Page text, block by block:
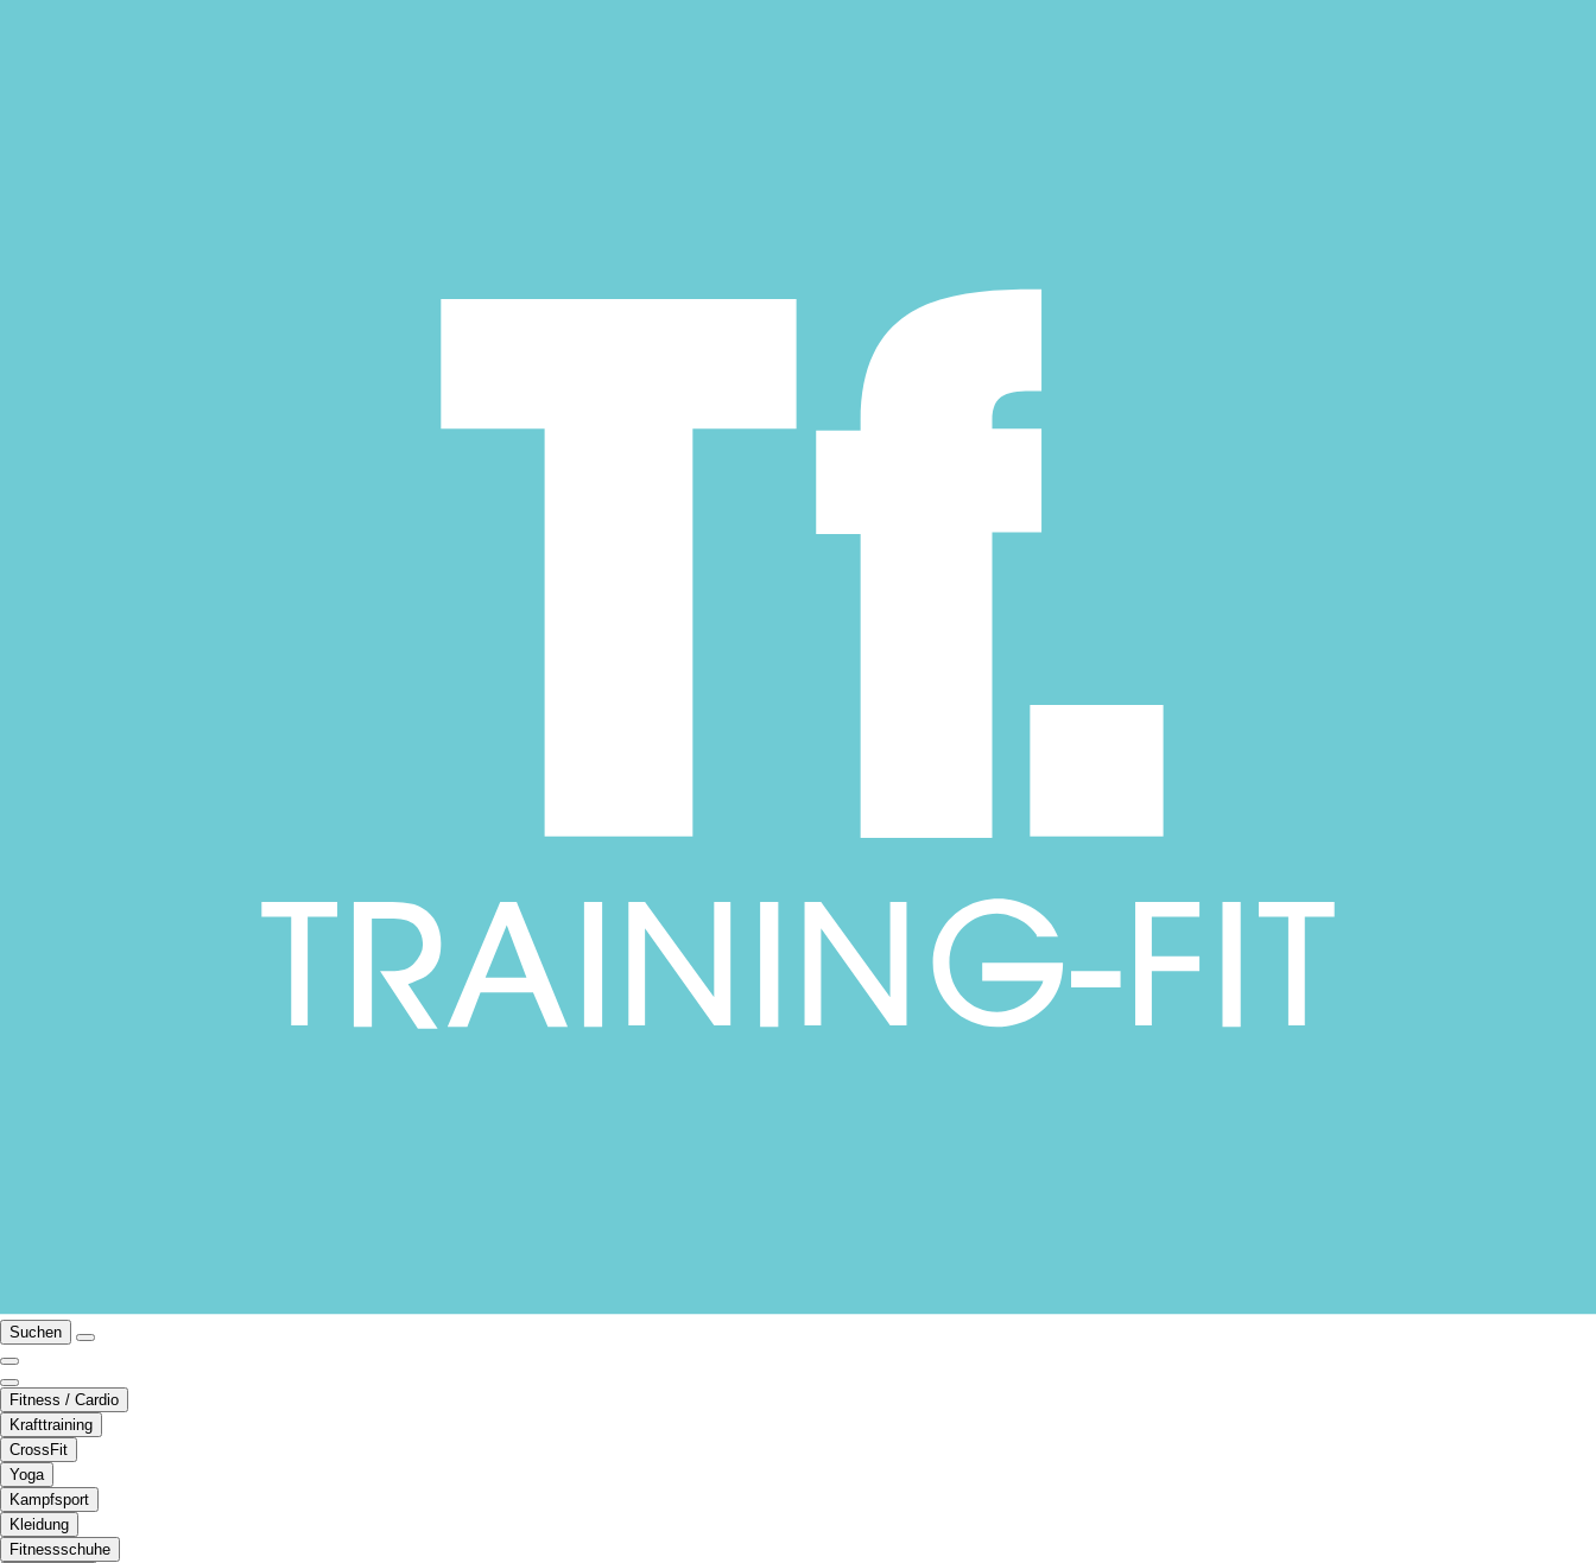
Suchen
Fitness / Cardio
Krafttraining
CrossFit
Yoga
Kampfsport
Kleidung
Fitnessschuhe